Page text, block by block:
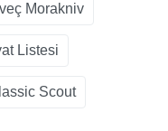
Morakniv
Listesi
Scout